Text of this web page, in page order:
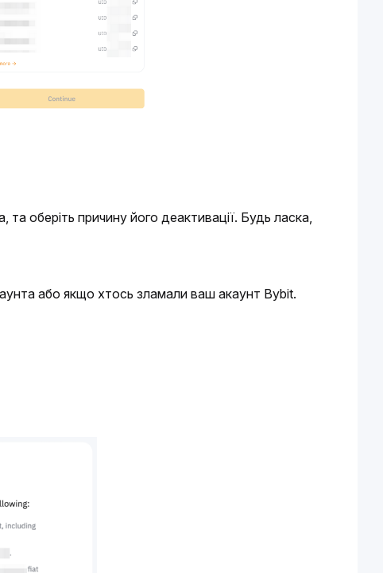
оберіть причину його деактивації. Будь ласка,
або якщо хтось зламали ваш акаунт Bybit.